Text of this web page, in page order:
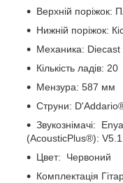
Верхній поріжок:
Нижній поріжок:
Механика: Diecast
Кількість ладів: 20
Мензура: 587 мм
Струни:
Звукознімачі:
(AcousticPlus®):
Цвет: Червоний
Комплектація